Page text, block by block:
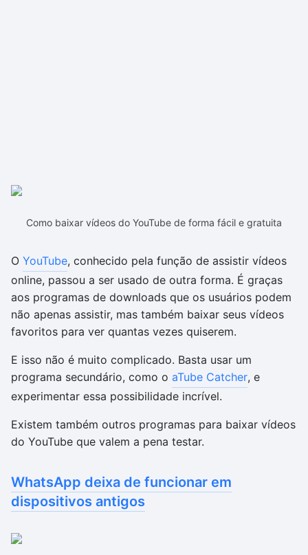
Como baixar vídeos do YouTube de forma fácil e gratuita
O YouTube, conhecido pela função de assistir vídeos
online, passou a ser usado de outra forma. É graças
aos programas de downloads que os usuários podem
não apenas assistir, mas também baixar seus vídeos
favoritos para ver quantas vezes quiserem.
E isso não é muito complicado. Basta usar um
programa secundário, como o aTube Catcher, e
experimentar essa possibilidade incrível.
Existem também outros programas para baixar vídeos
do YouTube que valem a pena testar.
WhatsApp deixa de funcionar em
dispositivos antigos